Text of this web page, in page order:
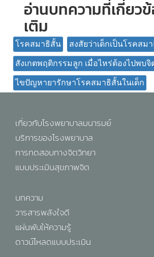
อ่านบทความที่เกี่ยว
เติม
โรคสมาธิสั้น สงสัยว่าเด็กเป็นโรคสม
สังเกตพฤติกรรมลูก เมื่อไหร่ต้องไปพบ
ไขปัญหายารักษาโรคสมาธิสั้นในเด็ก
เกี่ยวกับโรงพยาบาลมนารมย์
บริการของโรงพยาบาล
การทดสอบทางจิตวิทยา
แบบประเมินสุขภาพจิต
บทความ
วารสารพลังใจดี
แผ่นพับให้ความรู้
ดาวน์โหลดแบบประเมิน